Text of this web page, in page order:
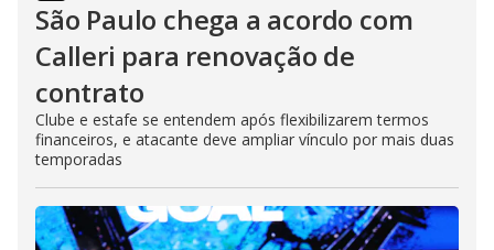
São Paulo chega a acordo com
Calleri para renovação de
contrato
Clube e estafe se entendem após flexibilizarem termos
financeiros, e atacante deve ampliar vínculo por mais duas
temporadas